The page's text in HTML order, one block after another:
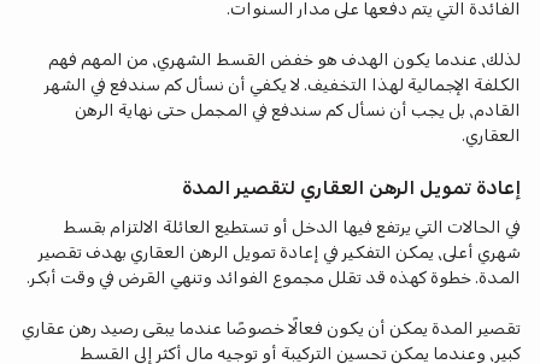
الفائدة التي يتم دفعها على مدار السنوات.
لذلك، عندما يكون الهدف هو خفض القسط الشهري، من المهم فهم
الكلفة الإجمالية لهذا التخفيف. لا يكفي أن نسأل كم سندفع في الشهر
القادم، بل يجب أن نسأل كم سندفع في المجمل حتى نهاية الرهن
العقاري.
إعادة تمويل الرهن العقاري لتقصير المدة
في الحالات التي يرتفع فيها الدخل أو تستطيع العائلة الالتزام بقسط
شهري أعلى، يمكن التفكير في إعادة تمويل الرهن العقاري بهدف تقصير
المدة. خطوة كهذه قد تقلل مجموع الفوائد وتنهي القرض في وقت أبكر.
تقصير المدة يمكن أن يكون فعالًا خصوصًا عندما يبقى رصيد رهن عقاري
كبير، وعندما يمكن تحسين التركيبة أو توجيه مال أكثر إلى القسط